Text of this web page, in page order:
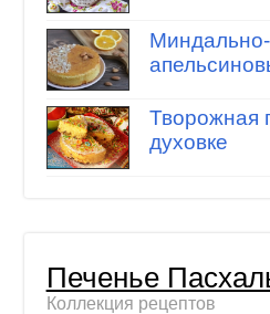
Миндально-
Творожная
духовке
Печенье
Коллекция рецептов